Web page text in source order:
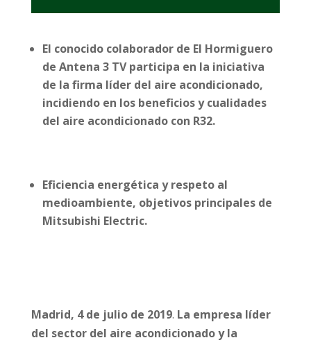
El conocido colaborador de El Hormiguero
de Antena 3 TV participa en la iniciativa
de la firma líder del aire acondicionado,
incidiendo en los beneficios y cualidades
del aire acondicionado con R32.
Eficiencia energética y respeto al
medioambiente, objetivos principales de
Mitsubishi Electric.
Madrid, 4 de julio de 2019. La empresa líder
del sector del aire acondicionado y la